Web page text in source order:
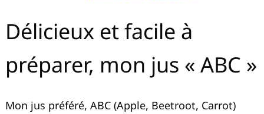
Délicieux et facile à
préparer, mon jus « ABC »
Mon jus préféré, ABC (Apple, Beetroot, Carrot)